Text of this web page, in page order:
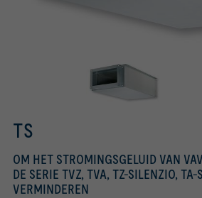
TS
OM HET STROMINGSGELUID VAN
DE SERIE TVZ, TVA, TZ-SILENZIO,
VERMINDEREN